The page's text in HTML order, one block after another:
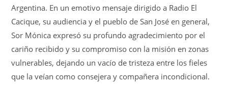
Argentina. En un emotivo mensaje dirigido a Radio El
Cacique, su audiencia y el pueblo de San José en general,
Sor Mónica expresó su profundo agradecimiento por el
cariño recibido y su compromiso con la misión en zonas
vulnerables, dejando un vacío de tristeza entre los fieles
que la veían como consejera y compañera incondicional.